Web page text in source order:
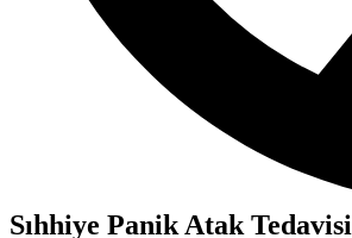
Sıhhiye Panik Atak Tedavisi